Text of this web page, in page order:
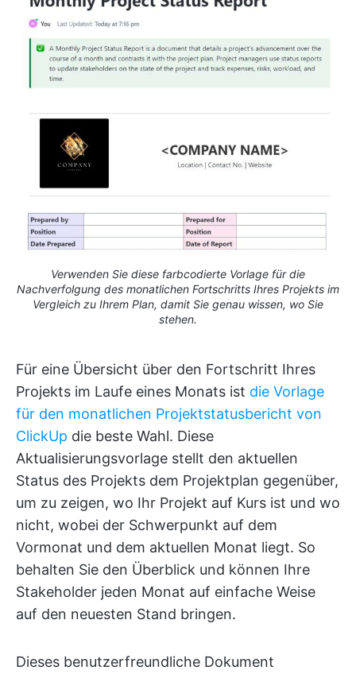
Verwenden Sie diese farbcodierte Vorlage für die
Nachverfolgung des monatlichen Fortschritts Ihres Projekts im
Vergleich zu Ihrem Plan, damit Sie genau wissen, wo Sie
stehen.
Für eine Übersicht über den Fortschritt Ihres
Projekts im Laufe eines Monats ist die Vorlage
für den monatlichen Projektstatusbericht von
ClickUp die beste Wahl. Diese
Aktualisierungsvorlage stellt den aktuellen
Status des Projekts dem Projektplan gegenüber,
um zu zeigen, wo Ihr Projekt auf Kurs ist und wo
nicht, wobei der Schwerpunkt auf dem
Vormonat und dem aktuellen Monat liegt. So
behalten Sie den Überblick und können Ihre
Stakeholder jeden Monat auf einfache Weise
auf den neuesten Stand bringen.
Dieses benutzerfreundliche Dokument